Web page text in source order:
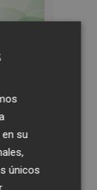
su
únicos